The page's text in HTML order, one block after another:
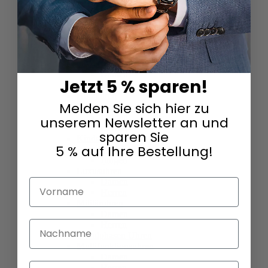
Damen
Herren
GMT Uhren
Damen
Herren
Goldene Uhren
Damen
Herren
Holzuhren
Keramikuhren
Damen
Herren
Kinderuhren
Mädchen
Mondphasen Uhren
Multifunktionsuhren
Jetzt 5 % sparen!
Melden Sie sich hier zu
unserem Newsletter an und
sparen Sie
5 % auf Ihre Bestellung!
Vorname
Nachname